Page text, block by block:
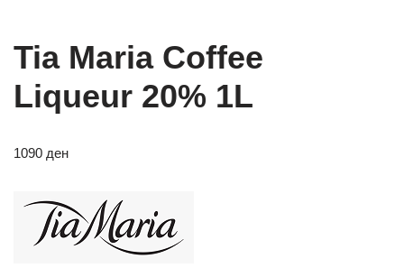
Tia Maria Coffee
Liqueur 20% 1L
1090 ден